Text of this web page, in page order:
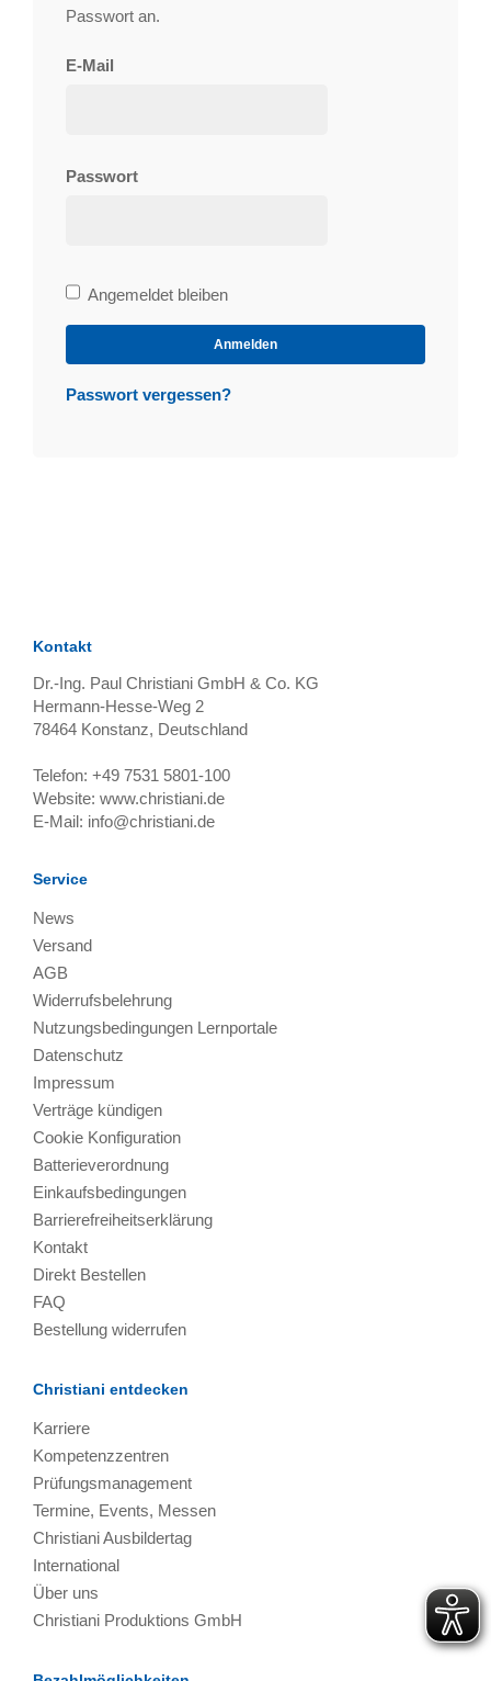
Passwort an.
E-Mail
Passwort
Bleibe
angemeldet
Angemeldet bleiben
Anmelden
Passwort vergessen?
Kontakt
Dr.-Ing. Paul Christiani GmbH & Co. KG
Hermann-Hesse-Weg 2
78464 Konstanz, Deutschland
Telefon: +49 7531 5801-100
Website: www.christiani.de
E-Mail: info@christiani.de
Service
News
Versand
AGB
Widerrufsbelehrung
Nutzungsbedingungen Lernportale
Datenschutz
Impressum
Verträge kündigen
Cookie Konfiguration
Batterieverordnung
Einkaufsbedingungen
Barrierefreiheitserklärung
Kontakt
Direkt Bestellen
FAQ
Bestellung widerrufen
Christiani entdecken
Karriere
Kompetenzzentren
Prüfungsmanagement
Termine, Events, Messen
Christiani Ausbildertag
International
Über uns
Christiani Produktions GmbH